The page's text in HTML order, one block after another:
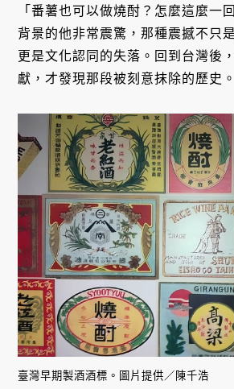
「番薯也可以做燒酎？怎麼這麼一
背景的他非常震驚，那種震撼不只
更是文化認同的失落。回到台灣後
獻，才發現那段被刻意抹除的歷史。
臺灣早期製酒酒標。圖片提供／陳千浩